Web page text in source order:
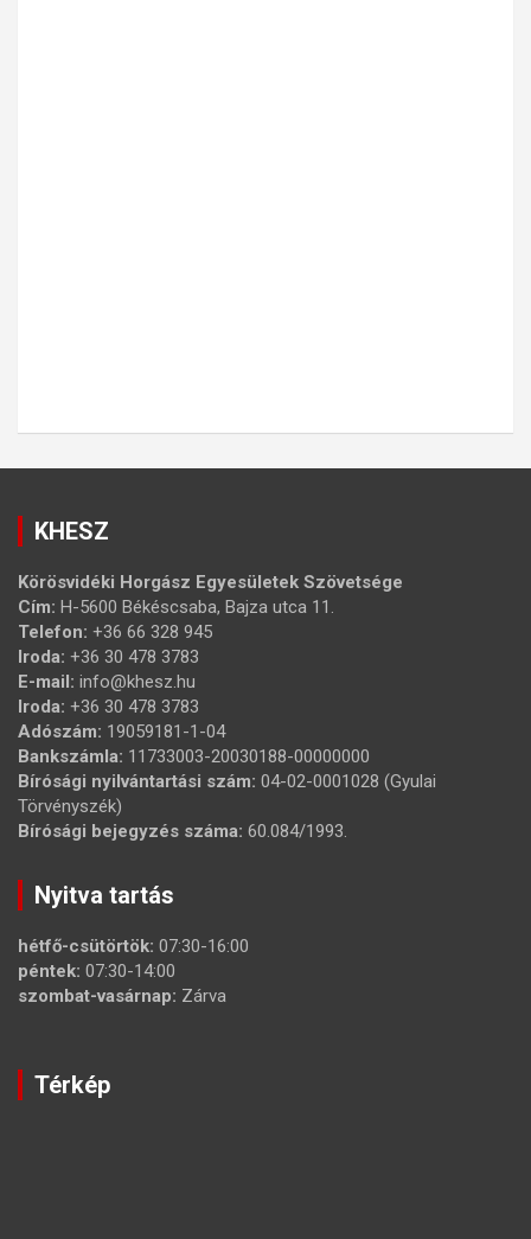
KHESZ
Körösvidéki Horgász Egyesületek Szövetsége
Cím: H-5600 Békéscsaba, Bajza utca 11.
Telefon: +36 66 328 945
Iroda: +36 30 478 3783
E-mail: info@khesz.hu
Iroda: +36 30 478 3783
Adószám: 19059181-1-04
Bankszámla: 11733003-20030188-00000000
Bírósági nyilvántartási szám: 04-02-0001028 (Gyulai
Törvényszék)
Bírósági bejegyzés száma: 60.084/1993.
Nyitva tartás
hétfő-csütörtök: 07:30-16:00
péntek: 07:30-14:00
szombat-vasárnap: Zárva
Térkép